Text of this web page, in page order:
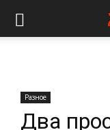
Разное
Два